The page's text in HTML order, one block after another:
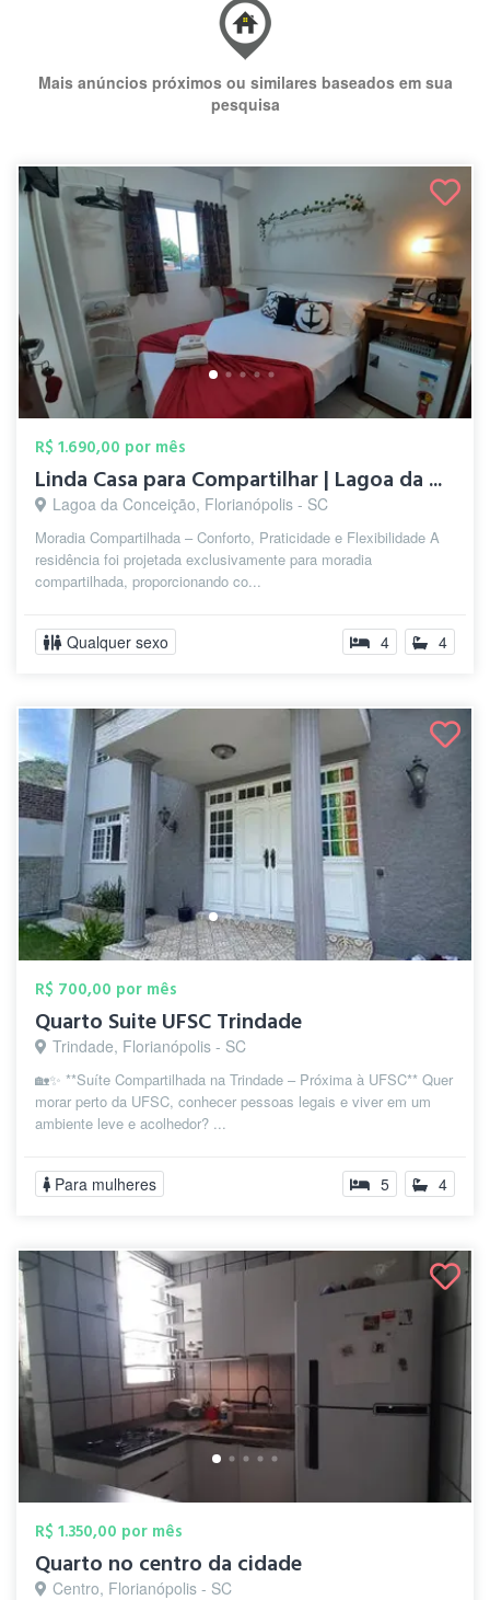
Mais anúncios próximos ou similares baseados em sua
pesquisa
R$ 1.690,00 por mês
Linda Casa para Compartilhar | Lagoa da ...
Lagoa da Conceição, Florianópolis - SC
Moradia Compartilhada – Conforto, Praticidade e Flexibilidade A
residência foi projetada exclusivamente para moradia
compartilhada, proporcionando co...
Qualquer sexo 4 4
R$ 700,00 por mês
Quarto Suite UFSC Trindade
Trindade, Florianópolis - SC
🏡✨ **Suíte Compartilhada na Trindade – Próxima à UFSC** Quer
morar perto da UFSC, conhecer pessoas legais e viver em um
ambiente leve e acolhedor? ...
Para mulheres 5 4
R$ 1.350,00 por mês
Quarto no centro da cidade
Centro, Florianópolis - SC